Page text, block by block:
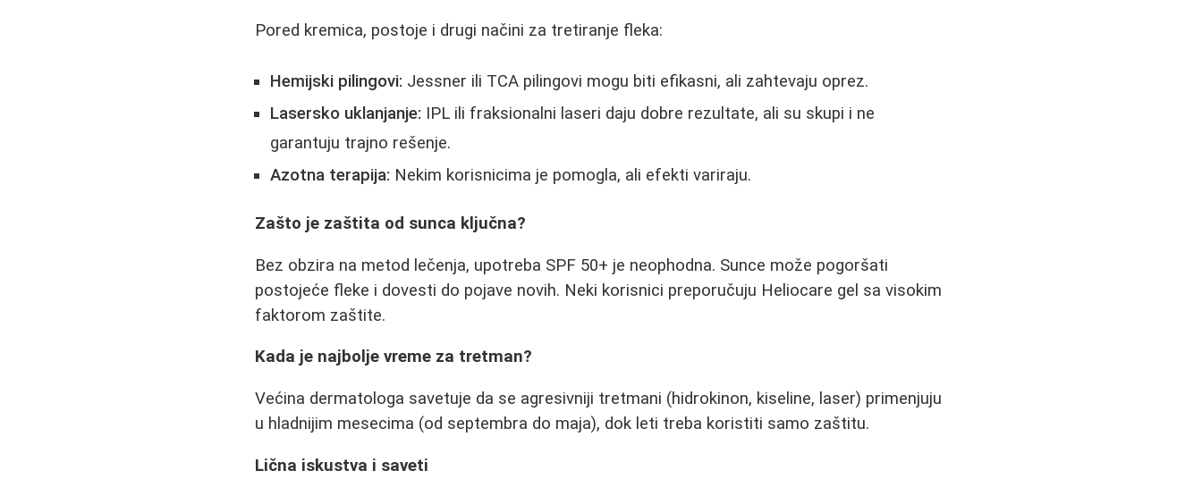
Pored kremica, postoje i drugi načini za tretiranje fleka:
Hemijski pilingovi: Jessner ili TCA pilingovi mogu biti efikasni, ali zahtevaju oprez.
Lasersko uklanjanje: IPL ili fraksionalni laseri daju dobre rezultate, ali su skupi i ne
garantuju trajno rešenje.
Azotna terapija: Nekim korisnicima je pomogla, ali efekti variraju.
Zašto je zaštita od sunca ključna?
Bez obzira na metod lečenja, upotreba SPF 50+ je neophodna. Sunce može pogoršati
postojeće fleke i dovesti do pojave novih. Neki korisnici preporučuju Heliocare gel sa visokim
faktorom zaštite.
Kada je najbolje vreme za tretman?
Većina dermatologa savetuje da se agresivniji tretmani (hidrokinon, kiseline, laser) primenjuju
u hladnijim mesecima (od septembra do maja), dok leti treba koristiti samo zaštitu.
Lična iskustva i saveti